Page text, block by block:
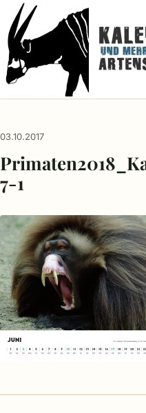
03.10.2017
7-1